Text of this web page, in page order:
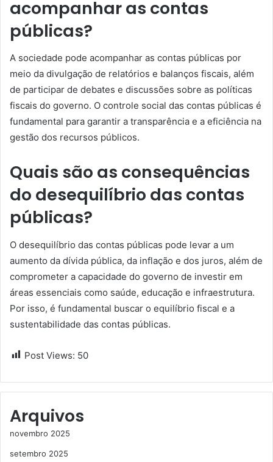
acompanhar as contas
públicas?
A sociedade pode acompanhar as contas públicas por
meio da divulgação de relatórios e balanços fiscais, além
de participar de debates e discussões sobre as políticas
fiscais do governo. O controle social das contas públicas é
fundamental para garantir a transparência e a eficiência na
gestão dos recursos públicos.
Quais são as consequências
do desequilíbrio das contas
públicas?
O desequilíbrio das contas públicas pode levar a um
aumento da dívida pública, da inflação e dos juros, além de
comprometer a capacidade do governo de investir em
áreas essenciais como saúde, educação e infraestrutura.
Por isso, é fundamental buscar o equilíbrio fiscal e a
sustentabilidade das contas públicas.
Post Views: 50
Arquivos
novembro 2025
setembro 2025